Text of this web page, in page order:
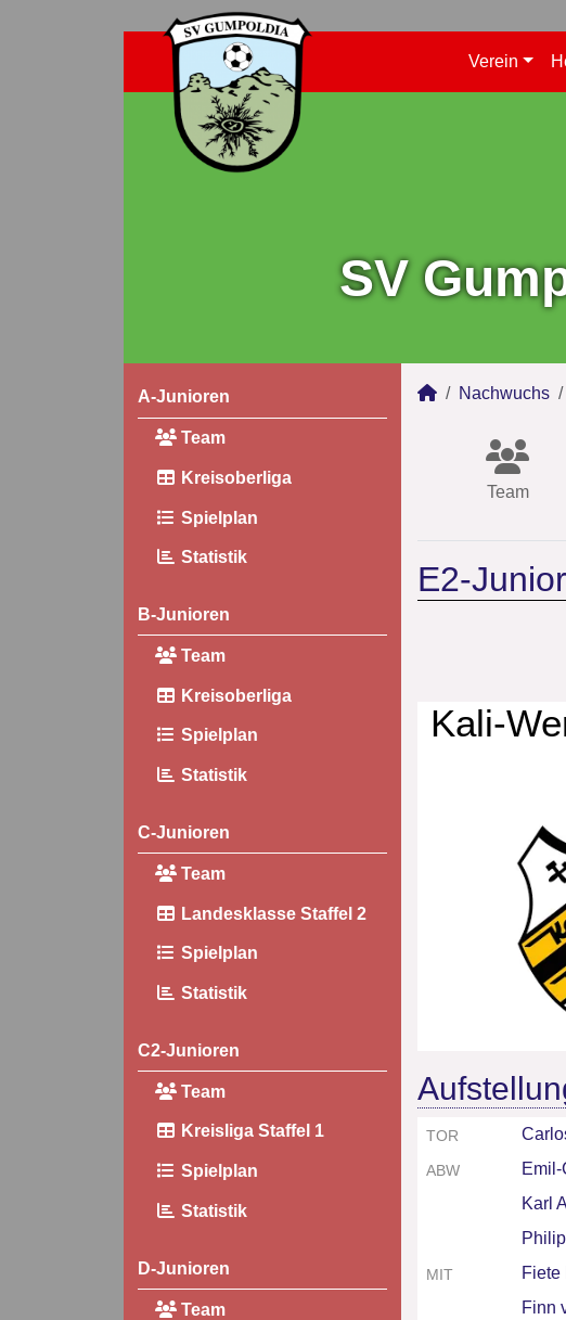
Verein
SV
A-Junioren
Team
Kreisoberliga
Spielplan
Statistik
B-Junioren
Team
Kreisoberliga
Spielplan
Statistik
C-Junioren
Team
Landesklasse Staffel 2
Spielplan
Statistik
C2-Junioren
Team
Kreisliga Staffel 1
Spielplan
Statistik
D-Junioren
Team
Nachwuchs
Team
E2-
Kali-
TOR
ABW
Karl
MIT
Fiete
Finn